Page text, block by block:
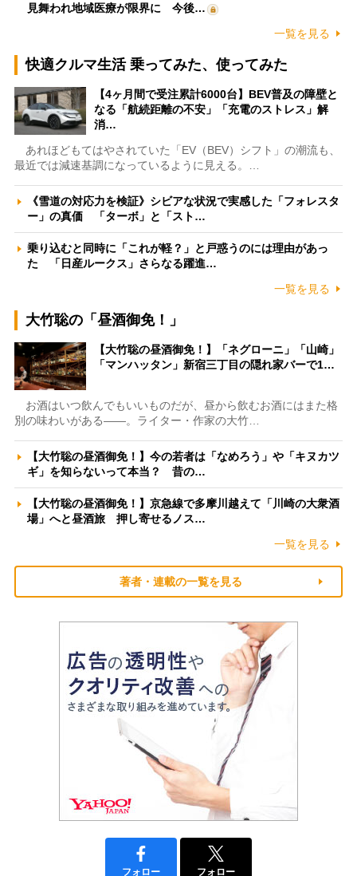
見舞われ地域医療が限界に 今後…
一覧を見る
快適クルマ生活 乗ってみた、使ってみた
【4ヶ月間で受注累計6000台】BEV普及の障壁と
なる「航続距離の不安」「充電のストレス」解
消…
あれほどもてはやされていた「EV（BEV）シフト」の潮流も、
最近では減速基調になっているように見える。…
《雪道の対応力を検証》シビアな状況で実感した「フォレスタ
ー」の真価 「ターボ」と「スト…
乗り込むと同時に「これが軽？」と戸惑うのには理由があっ
た 「日産ルークス」さらなる躍進…
一覧を見る
大竹聡の「昼酒御免！」
【大竹聡の昼酒御免！】「ネグローニ」「山崎」
「マンハッタン」新宿三丁目の隠れ家バーで1…
お酒はいつ飲んでもいいものだが、昼から飲むお酒にはまた格
別の味わいがある――。ライター・作家の大竹…
【大竹聡の昼酒御免！】今の若者は「なめろう」や「キヌカツ
ギ」を知らないって本当？ 昔の…
【大竹聡の昼酒御免！】京急線で多摩川越えて「川崎の大衆酒
場」へと昼酒旅 押し寄せるノス…
一覧を見る
著者・連載の一覧を見る
フォロー フォロー